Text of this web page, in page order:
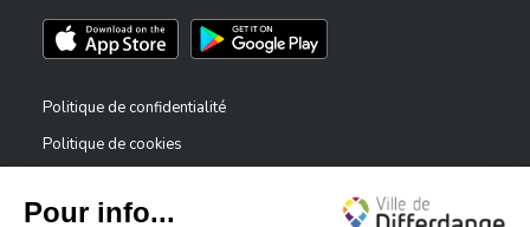
Téléchargez l'app sur l'App StoreTéléchargez l'app sur Play Store
Politique de confidentialité
Politique de cookies
Déclaration d’accessibilité